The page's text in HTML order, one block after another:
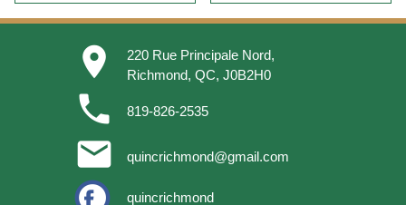
place
220 Rue Principale Nord,
Richmond, QC, J0B2H0
phone 819-826-2535
email quincrichmond@gmail.com
quincrichmond